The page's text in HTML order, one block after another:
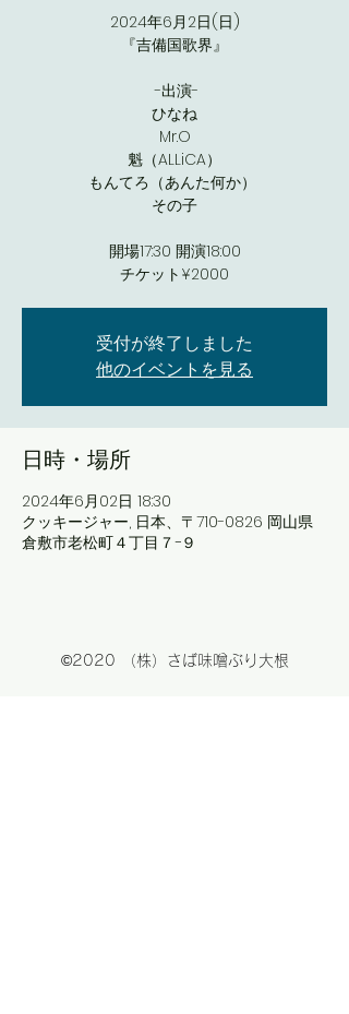
2024年6月2日(日)
『吉備国歌界』
-出演-
ひなね
Mr.O
魁（ALLiCA）
もんてろ（あんた何か）
その子
開場17:30 開演18:00
チケット¥2000
受付が終了しました
他のイベントを見る
日時・場所
2024年6月02日 18:30
クッキージャー, 日本、〒710-0826 岡山県
倉敷市老松町４丁目７−９
©2020 （株）さば味噌ぶり大根